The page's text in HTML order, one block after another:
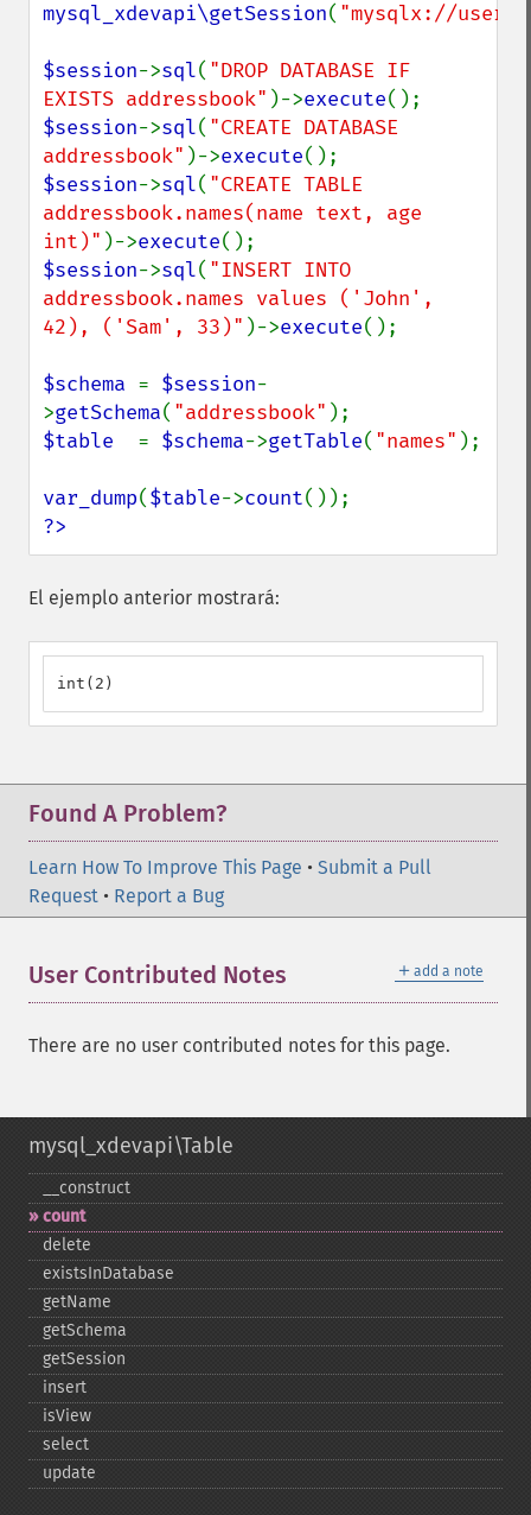
mysql_xdevapi\getSession( "mysqlx://
$session->sql( "DROP DATABASE IF
EXISTS addressbook" )->execute
$session->sql( "CREATE DATABASE
addressbook" )->execute
$session->sql( "CREATE TABLE
addressbook.names(name text, age
int)" )->execute
$session->sql( "INSERT INTO
addressbook.names values ('John',
42), ('Sam', 33)" )->execute();
$schema = $session-
>getSchema( "addressbook"
$table = $schema->getTable( "names" );
var_dump($table->count
?>
El ejemplo anterior mostrará:
int(2)
Found A Problem?
Learn How To Improve This Page • Submit a Pull
Request • Report a Bug
＋ add a note
User Contributed Notes
There are no user contributed notes for this page.
mysql_xdevapi\Table
_​_​construct
count
delete
existsInDatabase
getName
getSchema
getSession
insert
isView
select
update